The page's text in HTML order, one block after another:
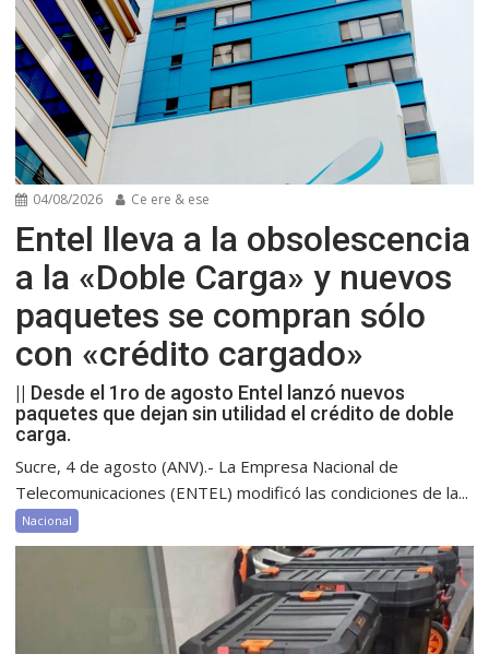
04/08/2026 Ce ere & ese
Entel lleva a la obsolescencia
a la «Doble Carga» y nuevos
paquetes se compran sólo
con «crédito cargado»
|| Desde el 1ro de agosto Entel lanzó nuevos
paquetes que dejan sin utilidad el crédito de doble
carga.
Sucre, 4 de agosto (ANV).- La Empresa Nacional de
Telecomunicaciones (ENTEL) modificó las condiciones de la...
Nacional